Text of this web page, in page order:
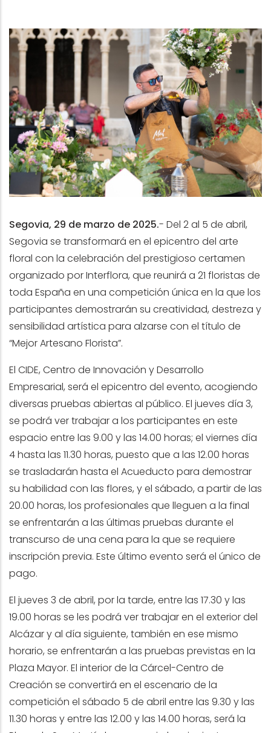
Segovia, 29 de marzo de 2025.- Del 2 al 5 de abril,
Segovia se transformará en el epicentro del arte
floral con la celebración del prestigioso certamen
organizado por Interflora, que reunirá a 21 floristas de
toda España en una competición única en la que los
participantes demostrarán su creatividad, destreza y
sensibilidad artística para alzarse con el título de
“Mejor Artesano Florista”.
El CIDE, Centro de Innovación y Desarrollo
Empresarial, será el epicentro del evento, acogiendo
diversas pruebas abiertas al público. El jueves día 3,
se podrá ver trabajar a los participantes en este
espacio entre las 9.00 y las 14.00 horas; el viernes día
4 hasta las 11.30 horas, puesto que a las 12.00 horas
se trasladarán hasta el Acueducto para demostrar
su habilidad con las flores, y el sábado, a partir de las
20.00 horas, los profesionales que lleguen a la final
se enfrentarán a las últimas pruebas durante el
transcurso de una cena para la que se requiere
inscripción previa. Este último evento será el único de
pago.
El jueves 3 de abril, por la tarde, entre las 17.30 y las
19.00 horas se les podrá ver trabajar en el exterior del
Alcázar y al día siguiente, también en ese mismo
horario, se enfrentarán a las pruebas previstas en la
Plaza Mayor. El interior de la Cárcel-Centro de
Creación se convertirá en el escenario de la
competición el sábado 5 de abril entre las 9.30 y las
11.30 horas y entre las 12.00 y las 14.00 horas, será la